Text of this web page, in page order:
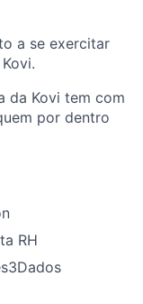
a se exercitar
da Kovi tem com
por dentro
RH
3Dados